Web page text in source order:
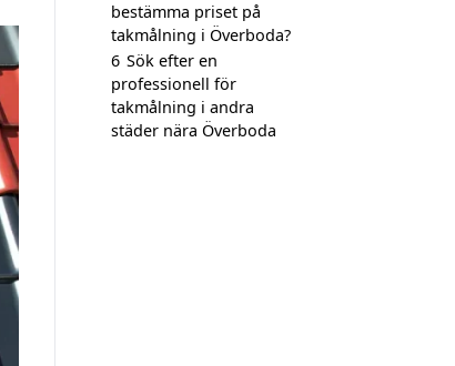
bestämma priset på
takmålning i Överboda?
6 Sök efter en
professionell för
takmålning i andra
städer nära Överboda